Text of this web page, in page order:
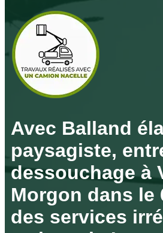
Avec Balland
paysagiste,
dessouchage à
Morgon dans le
des services